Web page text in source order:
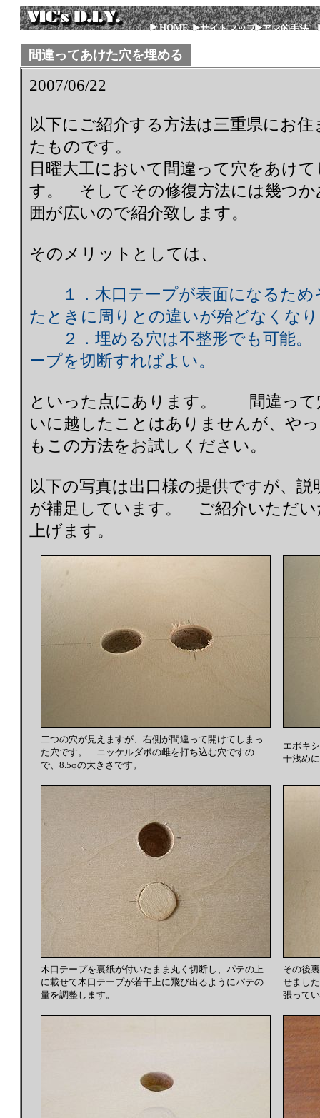
HOME サイトマップ アマ的手法
間違ってあけた穴を埋める
2007/06/22
以下にご紹介する方法は三重県にお
たものです。
日曜大工において間違って穴をあけ
す。 そしてその修復方法には幾つか
囲が広いので紹介致します。
そのメリットとしては、
１．木口テープが表面になるため
たときに周りとの違いが殆どなくな
２．埋める穴は不整形でも可能。
ープを切断すればよい。
といった点にあります。 間違って
いに越したことはありませんが、や
もこの方法をお試しください。
以下の写真は出口様の提供ですが、
が補足しています。 ご紹介いただい
上げます。
二つの穴が見えますが、右側が間違って開けてしまっ
た穴です。 ニッケルダボの雌を打ち込む穴ですの
で、8.5φの大きさです。
エポキ
干浅め
木口テープを裏紙が付いたまま丸く切断し、パテの上
に載せて木口テープが若干上に飛び出るようにパテの
量を調整します。
その後
せまし
張って